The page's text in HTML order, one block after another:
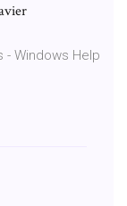
- Windows Help